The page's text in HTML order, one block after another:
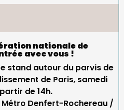
nationale de
avec vous !
stand autour du parvis de
de Paris, samedi
de 14h.
Denfert-Rochereau /